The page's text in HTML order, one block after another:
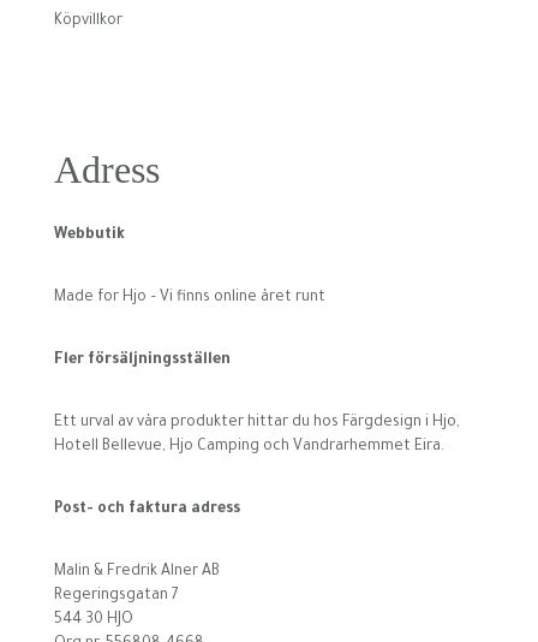
Köpvillkor
Adress
Webbutik
Made for Hjo – Vi finns online året runt
Fler försäljningsställen
Ett urval av våra produkter hittar du hos Färgdesign i Hjo,
Hotell Bellevue, Hjo Camping och Vandrarhemmet Eira.
Post- och faktura adress
Malin & Fredrik Alner AB
Regeringsgatan 7
544 30 HJO